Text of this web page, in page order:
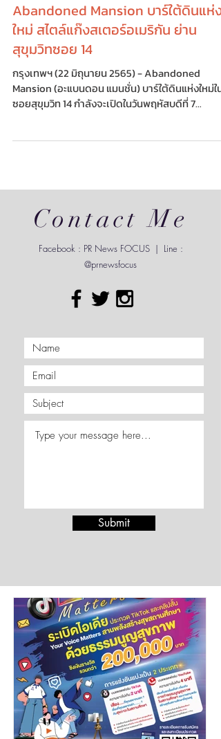
PR NEWS FOCUS
Jun 22, 2022
Abandoned Mansion บาร์ใต้ดินแห่ง
ใหม่ สไตล์แก๊งสเตอร์อเมริกัน ย่าน
สุขุมวิทซอย 14
Contact Me
Facebook : PR News FOCUS | Line :
@prnewsfocus